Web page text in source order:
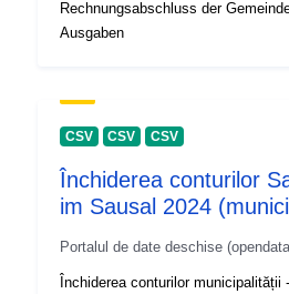
Rechnungsabschluss der
Ausgaben
CSV CSV CSV
Închiderea conturilor
im Sausal 2024
Portalul de date deschise
Închiderea conturilor